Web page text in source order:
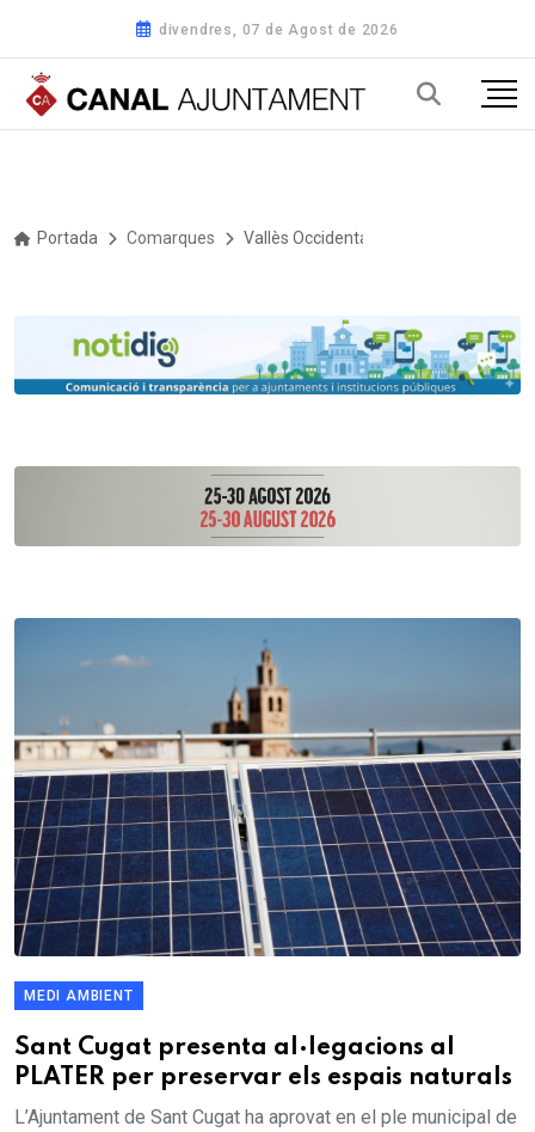
divendres, 07 de Agost de 2026
Portada Comarques Vallès Occidental
MEDI AMBIENT
Sant Cugat presenta al·legacions al
PLATER per preservar els espais naturals
L’Ajuntament de Sant Cugat ha aprovat en el ple municipal de